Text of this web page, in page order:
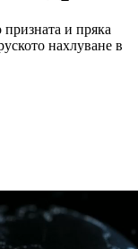
и пряка
нахлуване в